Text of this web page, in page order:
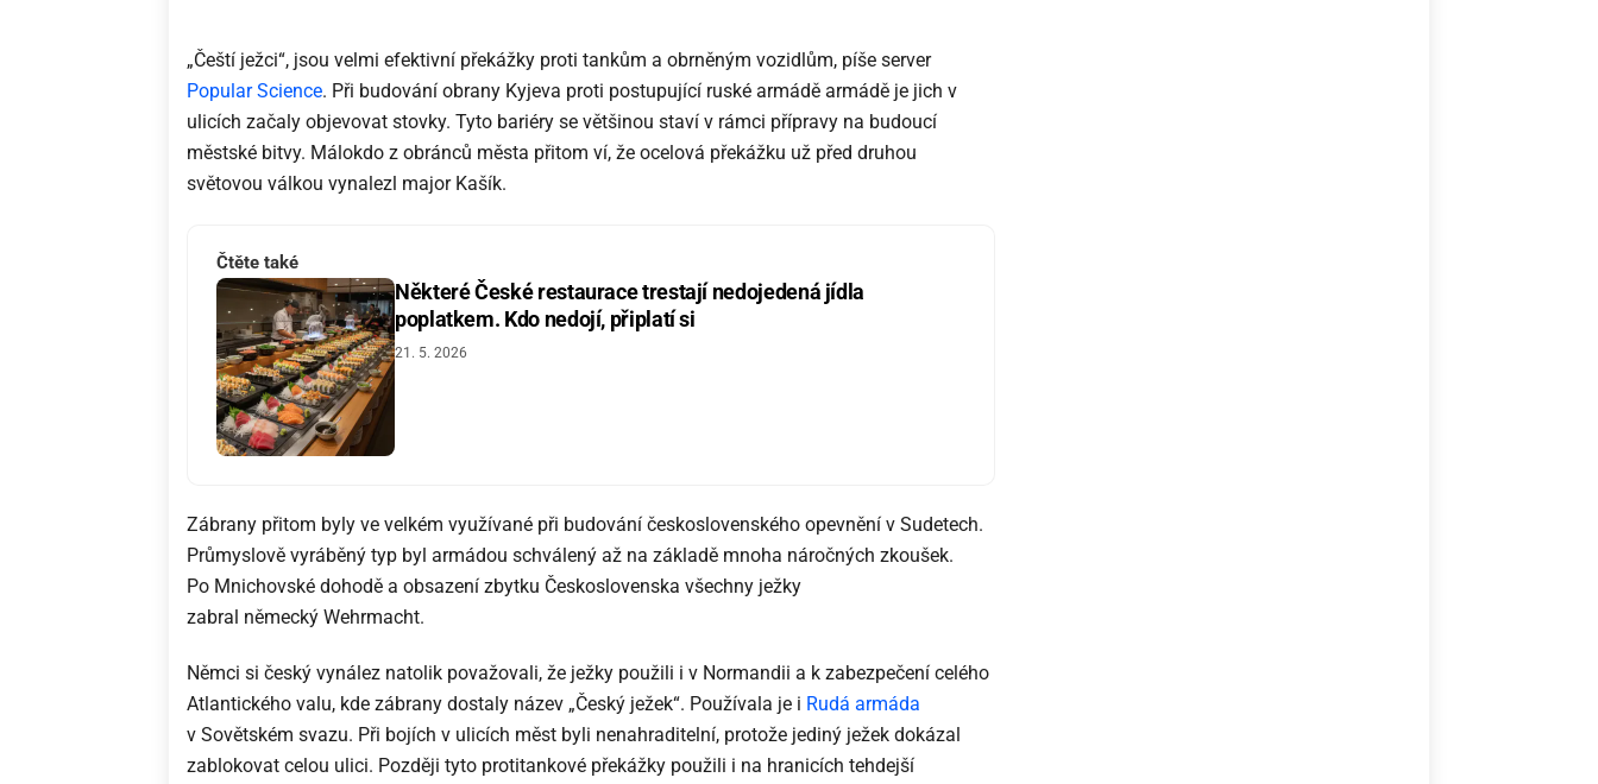
„Čeští ježci“, jsou velmi efektivní překážky proti tankům a obrněným vozidlům, píše server
Popular Science. Při budování obrany Kyjeva proti postupující ruské armádě armádě je jich v
ulicích začaly objevovat stovky. Tyto bariéry se většinou staví v rámci přípravy na budoucí
městské bitvy. Málokdo z obránců města přitom ví, že ocelová překážku už před druhou
světovou válkou vynalezl major Kašík.
Čtěte také
Některé České restaurace trestají nedojedená jídla
poplatkem. Kdo nedojí, připlatí si
21. 5. 2026
Zábrany přitom byly ve velkém využívané při budování československého opevnění v Sudetech.
Průmyslově vyráběný typ byl armádou schválený až na základě mnoha náročných zkoušek.
Po Mnichovské dohodě a obsazení zbytku Československa všechny ježky
zabral německý Wehrmacht.
Němci si český vynález natolik považovali, že ježky použili i v Normandii a k zabezpečení celého
Atlantického valu, kde zábrany dostaly název „Český ježek“. Používala je i Rudá armáda
v Sovětském svazu. Při bojích v ulicích měst byli nenahraditelní, protože jediný ježek dokázal
zablokovat celou ulici. Později tyto protitankové překážky použili i na hranicích tehdejší